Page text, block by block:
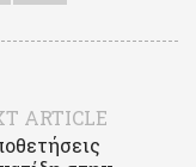
ARTICLE